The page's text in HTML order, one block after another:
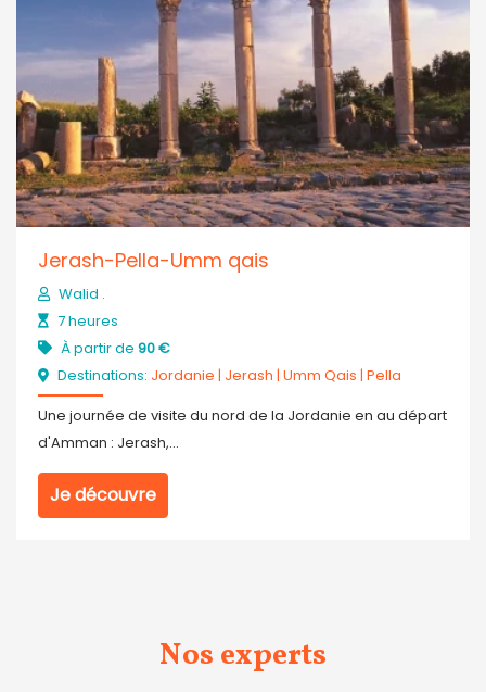
Jerash-Pella-Umm qais
Walid .
7 heures
À partir de 90 €
Destinations: Jordanie | Jerash | Umm Qais | Pella
Une journée de visite du nord de la Jordanie en au départ
d'Amman : Jerash,...
Je découvre
Nos experts